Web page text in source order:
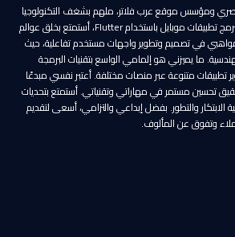
ومؤسس موقع عرب فلاتر، ملهم بشغف التكنولوجيا
والإبداع. كمصمم مواقع ومبرمج تطبيقات موبايل باستخدام Flutter، أستمتع بخلق عوالم
في تصميم وتطوير واجهات مستخدم تفاعلية، حيث
ما يميزني هو إلمامي الواسع بتقنيات البرمجة
تطبيقات متنوعة عبر منصات مختلفة. أعتبر نفسي مبدعًا
تحسين مستمر في مهاراتي وتقنياتي. أستمتع بتحديات
والتطور. بفضل إبداعي والتزامي، أسعى لتقديم
وتفوق عن المألوف.